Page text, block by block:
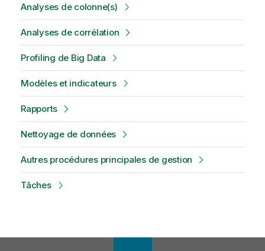
Analyses de colonne(s)
Analyses de corrélation
Profiling de Big Data
Modèles et indicateurs
Rapports
Nettoyage de données
Autres procédures principales de gestion
Tâches